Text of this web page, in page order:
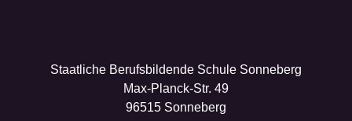
Staatliche Berufsbildende Schule Sonneberg
Max-Planck-Str. 49
96515 Sonneberg